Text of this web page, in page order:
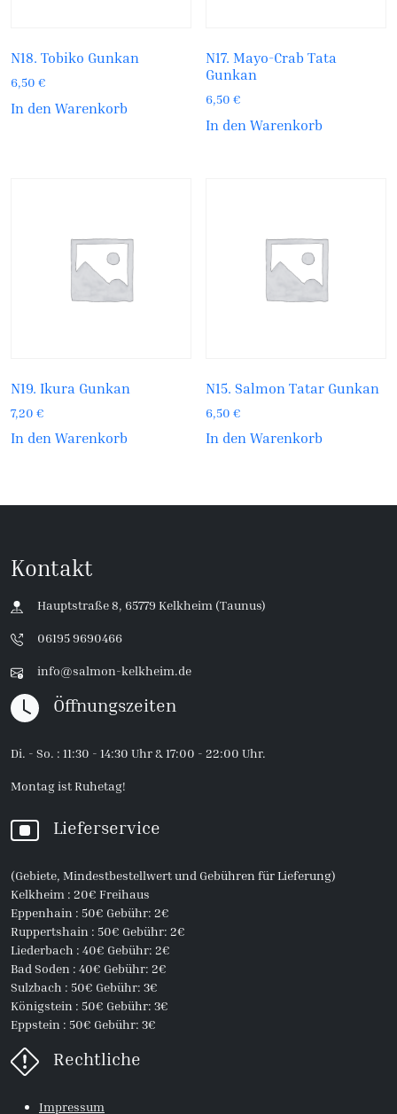
N18. Tobiko Gunkan
6,50 €
In den Warenkorb
N17. Mayo-Crab Tata
Gunkan
6,50€
In den Warenkorb
N19. Ikura Gunkan
7,20 €
In den Warenkorb
N15. Salmon Tatar Gunkan
6,50€
In den Warenkorb
Kontakt
Hauptstraße 8, 65779 Kelkheim (Taunus)
06195 9690466
info@salmon-kelkheim.de
Öffnungszeiten
Di. - So. : 11:30 - 14:30 Uhr & 17:00 - 22:00 Uhr.
Montag ist Ruhetag!
Lieferservice
(Gebiete, Mindestbestellwert und Gebühren für Lieferung)
Kelkheim : 20€ Freihaus
Eppenhain : 50€ Gebühr: 2€
Ruppertshain : 50€ Gebühr: 2€
Liederbach : 40€ Gebühr: 2€
Bad Soden : 40€ Gebühr: 2€
Sulzbach : 50€ Gebühr: 3€
Königstein : 50€ Gebühr: 3€
Eppstein : 50€ Gebühr: 3€
Rechtliche
Impressum